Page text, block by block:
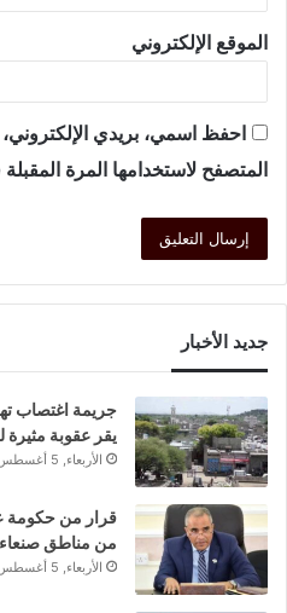
الموقع الإلكتروني
احفظ اسمي، بريدي الإلكتروني،
المتصفح لاستخدامها المرة
جديد الأخبار
جريمة اغتصاب
يقر عقوبة
الأربعاء, 5 أغسطس 2026 - 8:15 م
قرار من حكومة
من مناطق صنعاء
الأربعاء, 5 أغسطس 2026 - 8:00 م